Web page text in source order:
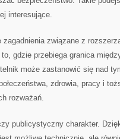
interesujące.
związane z
gdzie przebiega granica
może zastanowić się nad
zdrowia, pracy i
rozważań.
publicystyczny charakter.